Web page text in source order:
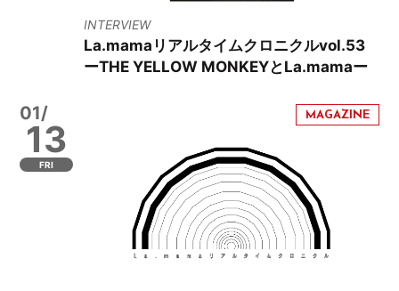
INTERVIEW
La.mamaリアルタイムクロニクルvol.53
ーTHE YELLOW MONKEYとLa.mamaー
01/
13
FRI